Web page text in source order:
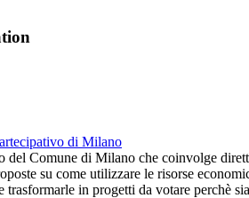
di Milano
del Comune di Milano che coinvolge
su come utilizzare le risorse
in progetti da votare perchè